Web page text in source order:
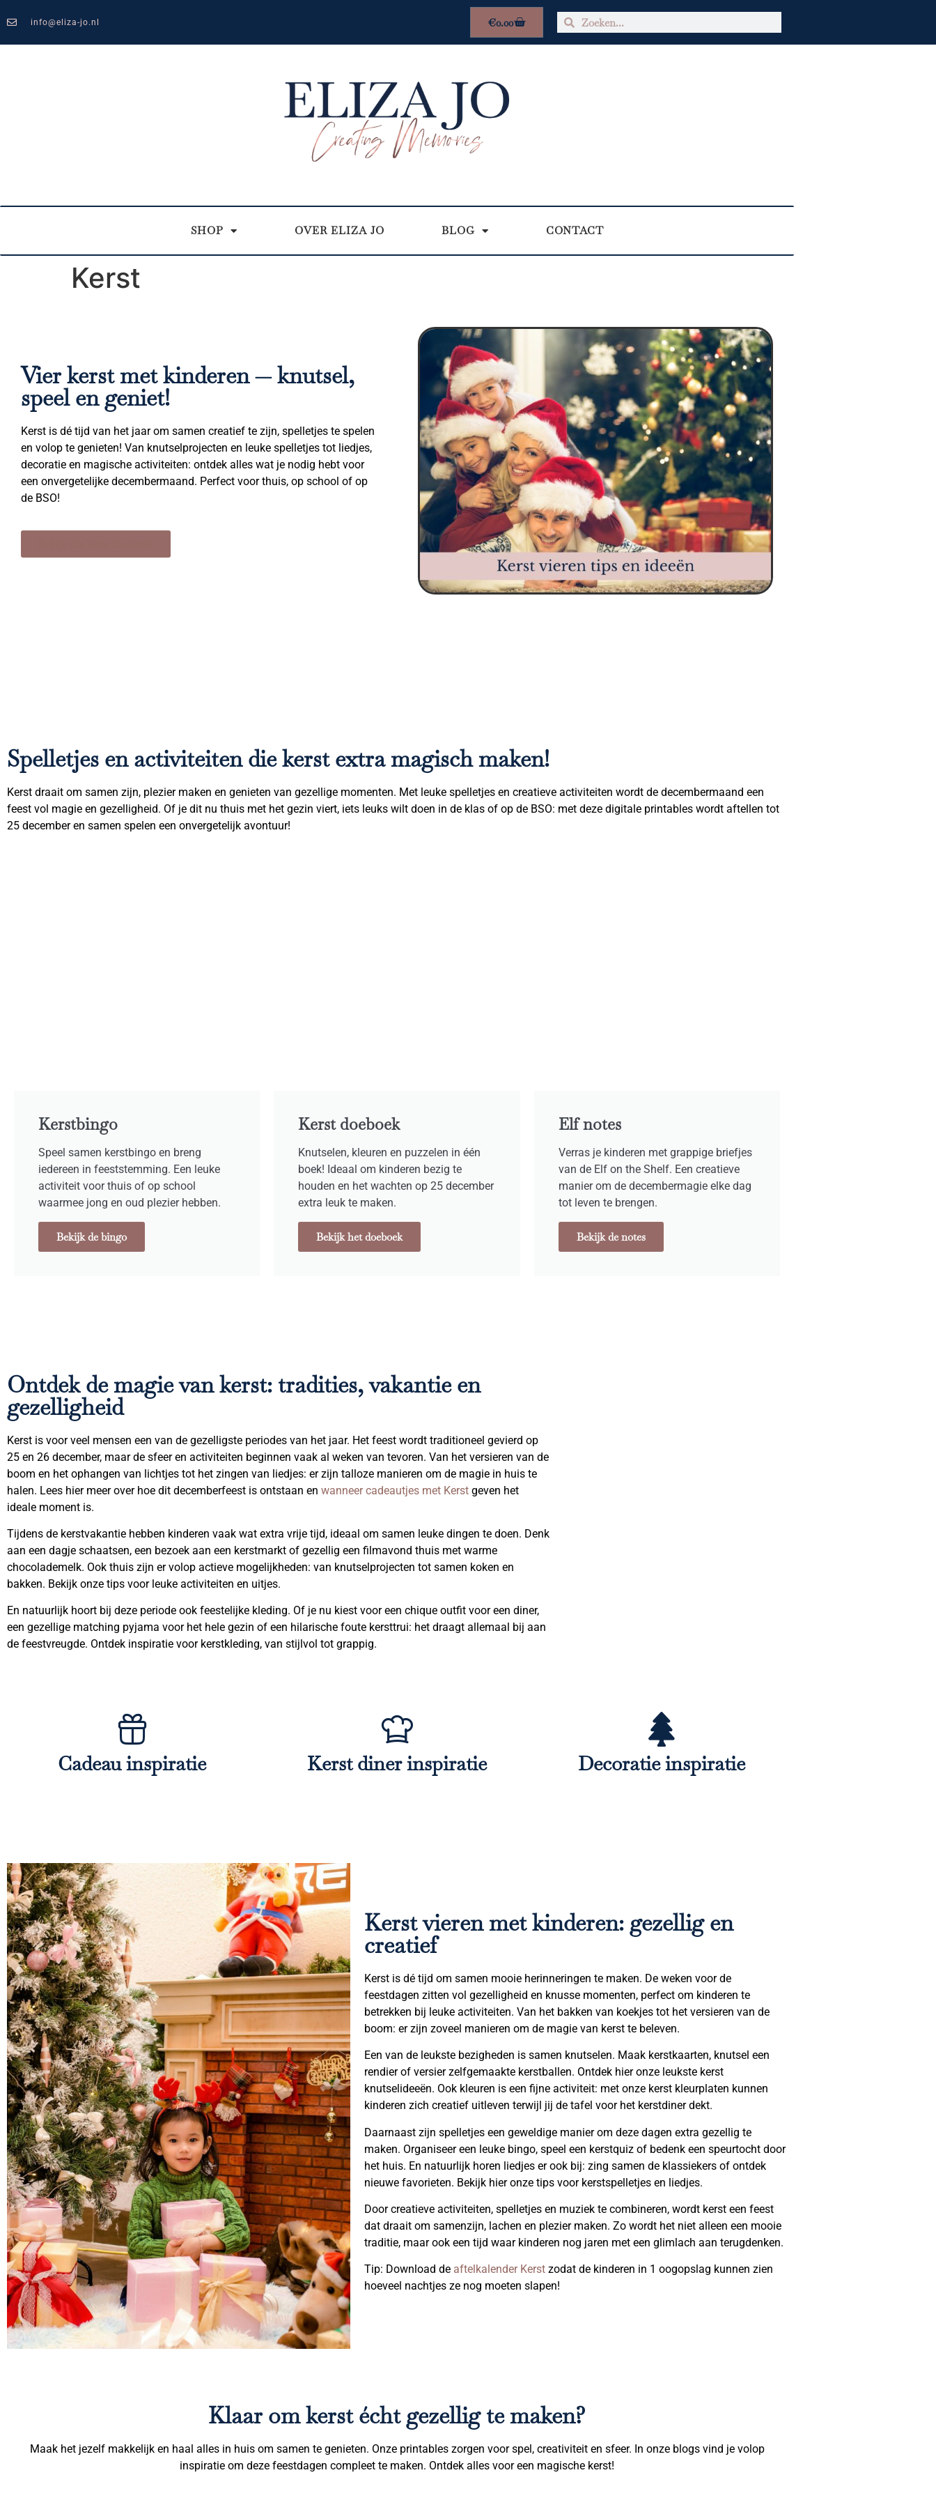
info@eliza-jo.nl €0.00
SHOP OVER ELIZA JO BLOG CONTACT
Kerst
Vier kerst met kinderen — knutsel,
speel en geniet!
Kerst is dé tijd van het jaar om samen creatief te zijn, spelletjes te spelen
en volop te genieten! Van knutselprojecten en leuke spelletjes tot liedjes,
decoratie en magische activiteiten: ontdek alles wat je nodig hebt voor
een onvergetelijke decembermaand. Perfect voor thuis, op school of op
de BSO!
Spelletjes en activiteiten die kerst extra magisch maken!
Kerst draait om samen zijn, plezier maken en genieten van gezellige momenten. Met leuke spelletjes en creatieve activiteiten wordt de decembermaand een
feest vol magie en gezelligheid. Of je dit nu thuis met het gezin viert, iets leuks wilt doen in de klas of op de BSO: met deze digitale printables wordt aftellen tot
25 december en samen spelen een onvergetelijk avontuur!
Kerstbingo
Speel samen kerstbingo en breng
iedereen in feeststemming. Een leuke
activiteit voor thuis of op school
waarmee jong en oud plezier hebben.
Bekijk de bingo
Kerst doeboek
Knutselen, kleuren en puzzelen in één
boek! Ideaal om kinderen bezig te
houden en het wachten op 25 december
extra leuk te maken.
Bekijk het doeboek
Elf notes
Verras je kinderen met grappige briefjes
van de Elf on the Shelf. Een creatieve
manier om de decembermagie elke dag
tot leven te brengen.
Bekijk de notes
Ontdek de magie van kerst: tradities, vakantie en
gezelligheid
Kerst is voor veel mensen een van de gezelligste periodes van het jaar. Het feest wordt traditioneel gevierd op
25 en 26 december, maar de sfeer en activiteiten beginnen vaak al weken van tevoren. Van het versieren van de
boom en het ophangen van lichtjes tot het zingen van liedjes: er zijn talloze manieren om de magie in huis te
halen. Lees hier meer over hoe dit decemberfeest is ontstaan en wanneer cadeautjes met Kerst geven het
ideale moment is.
Tijdens de kerstvakantie hebben kinderen vaak wat extra vrije tijd, ideaal om samen leuke dingen te doen. Denk
aan een dagje schaatsen, een bezoek aan een kerstmarkt of gezellig een filmavond thuis met warme
chocolademelk. Ook thuis zijn er volop actieve mogelijkheden: van knutselprojecten tot samen koken en
bakken. Bekijk onze tips voor leuke activiteiten en uitjes.
En natuurlijk hoort bij deze periode ook feestelijke kleding. Of je nu kiest voor een chique outfit voor een diner,
een gezellige matching pyjama voor het hele gezin of een hilarische foute kersttrui: het draagt allemaal bij aan
de feestvreugde. Ontdek inspiratie voor kerstkleding, van stijlvol tot grappig.
Cadeau inspiratie Kerst diner inspiratie Decoratie inspiratie
Kerst vieren met kinderen: gezellig en
creatief
Kerst is dé tijd om samen mooie herinneringen te maken. De weken voor de
feestdagen zitten vol gezelligheid en knusse momenten, perfect om kinderen te
betrekken bij leuke activiteiten. Van het bakken van koekjes tot het versieren van de
boom: er zijn zoveel manieren om de magie van kerst te beleven.
Een van de leukste bezigheden is samen knutselen. Maak kerstkaarten, knutsel een
rendier of versier zelfgemaakte kerstballen. Ontdek hier onze leukste kerst
knutselideeën. Ook kleuren is een fijne activiteit: met onze kerst kleurplaten kunnen
kinderen zich creatief uitleven terwijl jij de tafel voor het kerstdiner dekt.
Daarnaast zijn spelletjes een geweldige manier om deze dagen extra gezellig te
maken. Organiseer een leuke bingo, speel een kerstquiz of bedenk een speurtocht door
het huis. En natuurlijk horen liedjes er ook bij: zing samen de klassiekers of ontdek
nieuwe favorieten. Bekijk hier onze tips voor kerstspelletjes en liedjes.
Door creatieve activiteiten, spelletjes en muziek te combineren, wordt kerst een feest
dat draait om samenzijn, lachen en plezier maken. Zo wordt het niet alleen een mooie
traditie, maar ook een tijd waar kinderen nog jaren met een glimlach aan terugdenken.
Tip: Download de aftelkalender Kerst zodat de kinderen in 1 oogopslag kunnen zien
hoeveel nachtjes ze nog moeten slapen!
Klaar om kerst écht gezellig te maken?
Maak het jezelf makkelijk en haal alles in huis om samen te genieten. Onze printables zorgen voor spel, creativiteit en sfeer. In onze blogs vind je volop
inspiratie om deze feestdagen compleet te maken. Ontdek alles voor een magische kerst!